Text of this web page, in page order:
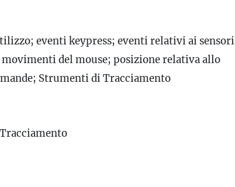
eventi keypress; eventi relativi ai sensori
del mouse; posizione relativa allo
Strumenti di Tracciamento